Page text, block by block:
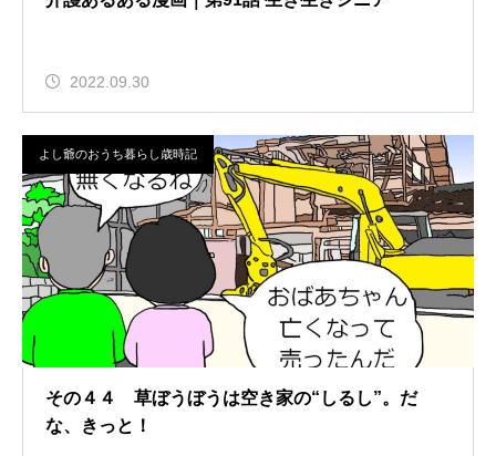
2022.09.30
よし爺のおうち暮らし歳時記
その４４ 草ぼうぼうは空き家の“しるし”。だ
な、きっと！